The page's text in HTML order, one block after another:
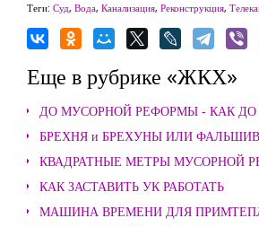
Теги: Суд, Вода, Канализация, Реконструкция,
Еще в рубрике «ЖКХ»
ДО МУСОРНОЙ РЕФОРМЫ - КАК
БРЕХНЯ и БРЕХУНЫ ИЛИ
КВАДРАТНЫЕ МЕТРЫ МУСОРНОЙ
КАК ЗАСТАВИТЬ УК РАБОТАТЬ
МАШИНА ВРЕМЕНИ ДЛЯ